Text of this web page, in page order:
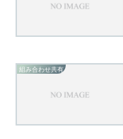
組み合わせ共有